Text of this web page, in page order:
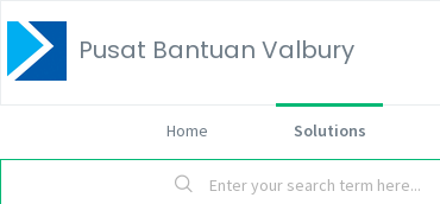
Pusat Bantuan Valbury
Home Solutions